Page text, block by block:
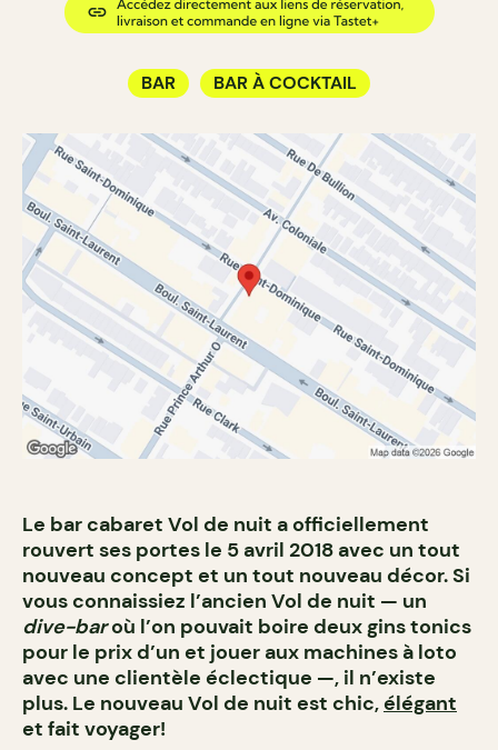
BAR BAR À COCKTAIL
Le bar cabaret Vol de nuit a officiellement
rouvert ses portes le 5 avril 2018 avec un tout
nouveau concept et un tout nouveau décor. Si
vous connaissiez l’ancien Vol de nuit — un
dive-baroù l’on pouvait boire deux gins tonics
pour le prix d’un et jouer aux machines à loto
avec une clientèle éclectique —, il n’existe
plus. Le nouveau Vol de nuit est chic, élégant
et fait voyager!